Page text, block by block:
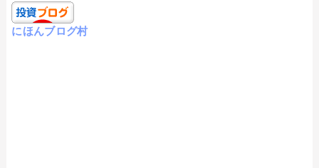
にほんブログ村